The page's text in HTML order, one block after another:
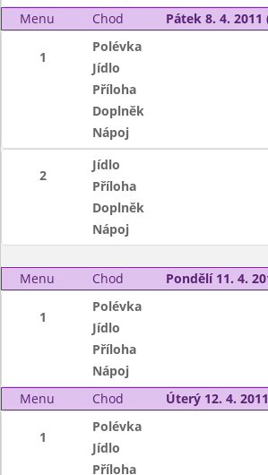
Menu
Chod Pátek 8. 4. 2011
1
Polévka
Jídlo
Příloha
Doplněk
Nápoj
2
Jídlo
Příloha
Doplněk
Nápoj
Menu Chod Pondělí 11. 4.
1
Polévka
Jídlo
Příloha
Nápoj
Menu
Chod Úterý 12. 4.
1
Polévka
Jídlo
Příloha